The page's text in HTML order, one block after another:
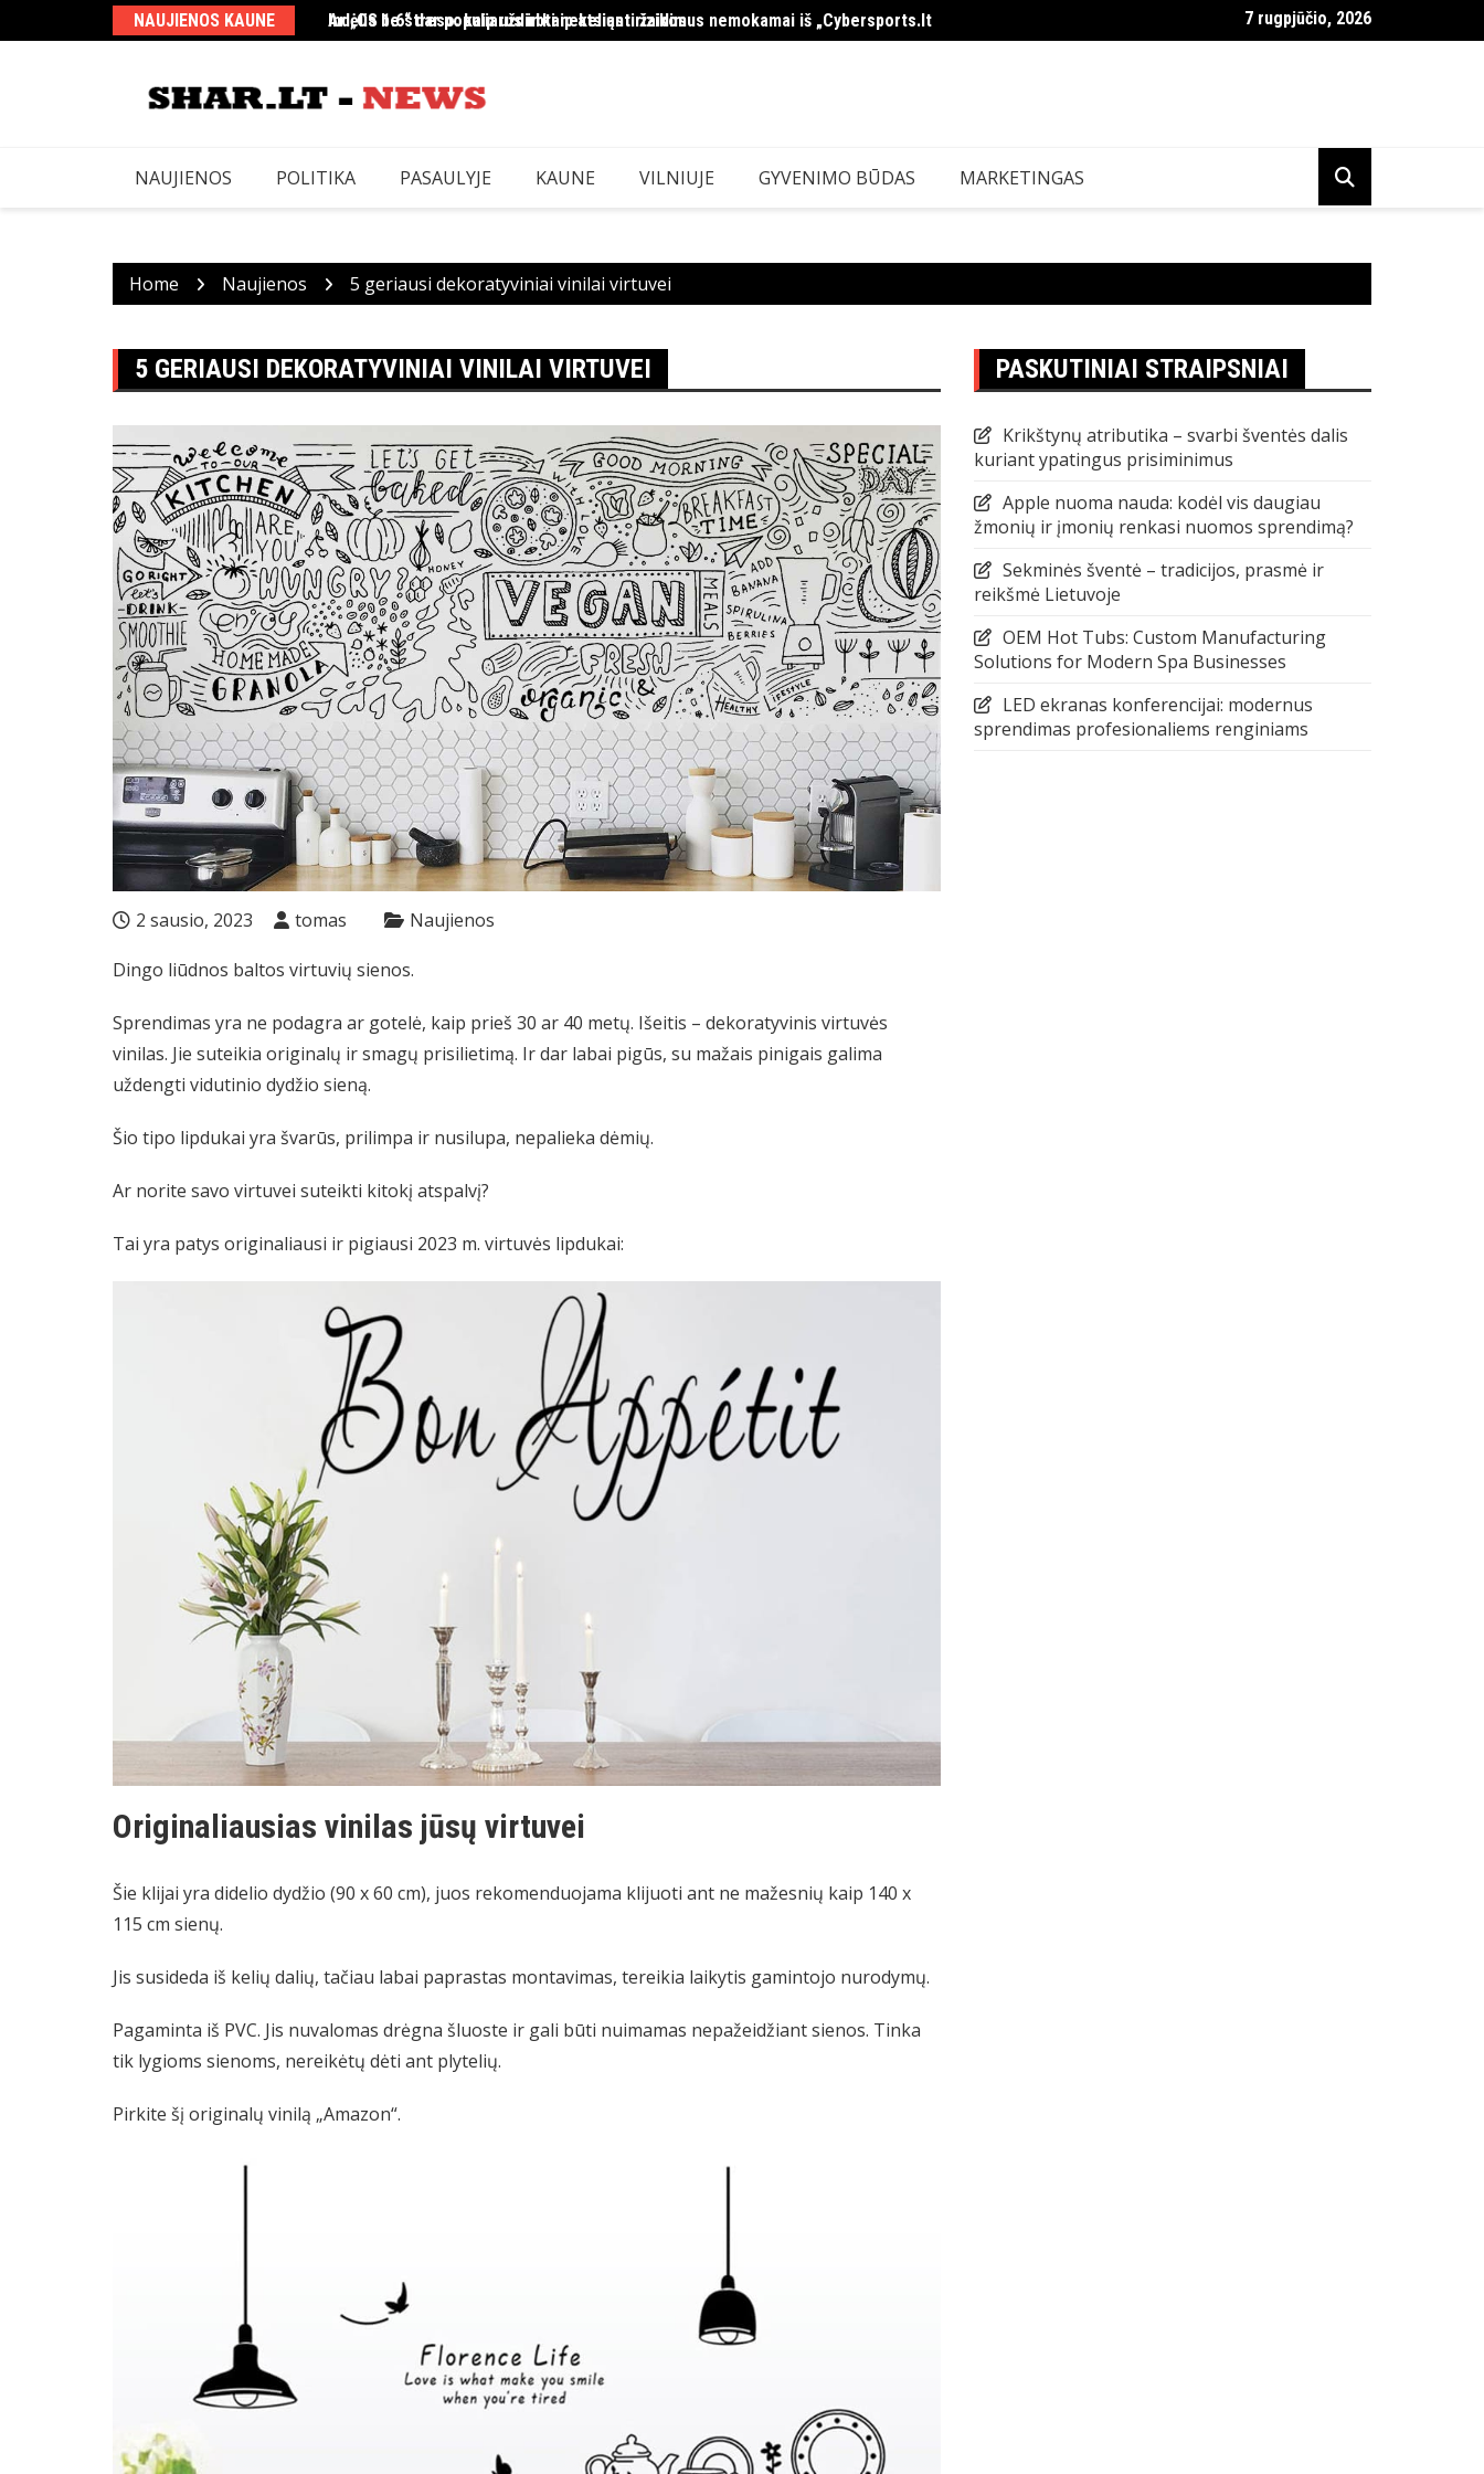
to
NAUJIENOS KAUNE Indėlis be streso: kaip uždirbti nekeliant rizikos
Ar „CS 1.6“ dar populiarus ir kaip atsiųsti žaidimus nemokamai iš „Cybersports.lt 7 rugpjūčio, 2026
NAUJIENOS POLITIKA PASAULYJE KAUNE VILNIUJE GYVENIMO BŪDAS MARKETINGAS
Home Naujienos 5 geriausi dekoratyviniai vinilai virtuvei
5 GERIAUSI DEKORATYVINIAI VINILAI VIRTUVEI
2 sausio, 2023 tomas Naujienos
Dingo liūdnos baltos virtuvių sienos.
Sprendimas yra ne podagra ar gotelė, kaip prieš 30 ar 40 metų. Išeitis – dekoratyvinis virtuvės
vinilas. Jie suteikia originalų ir smagų prisilietimą. Ir dar labai pigūs, su mažais pinigais galima
uždengti vidutinio dydžio sieną.
Šio tipo lipdukai yra švarūs, prilimpa ir nusilupa, nepalieka dėmių.
Ar norite savo virtuvei suteikti kitokį atspalvį?
Tai yra patys originaliausi ir pigiausi 2023 m. virtuvės lipdukai:
Originaliausias vinilas jūsų virtuvei
Šie klijai yra didelio dydžio (90 x 60 cm), juos rekomenduojama klijuoti ant ne mažesnių kaip 140 x
115 cm sienų.
Jis susideda iš kelių dalių, tačiau labai paprastas montavimas, tereikia laikytis gamintojo nurodymų.
Pagaminta iš PVC. Jis nuvalomas drėgna šluoste ir gali būti nuimamas nepažeidžiant sienos. Tinka
tik lygioms sienoms, nereikėtų dėti ant plytelių.
Pirkite šį originalų vinilą „Amazon“.
PASKUTINIAI STRAIPSNIAI
Krikštynų atributika – svarbi šventės dalis
kuriant ypatingus prisiminimus
Apple nuoma nauda: kodėl vis daugiau
žmonių ir įmonių renkasi nuomos sprendimą?
Sekminės šventė – tradicijos, prasmė ir
reikšmė Lietuvoje
OEM Hot Tubs: Custom Manufacturing
Solutions for Modern Spa Businesses
LED ekranas konferencijai: modernus
sprendimas profesionaliems renginiams